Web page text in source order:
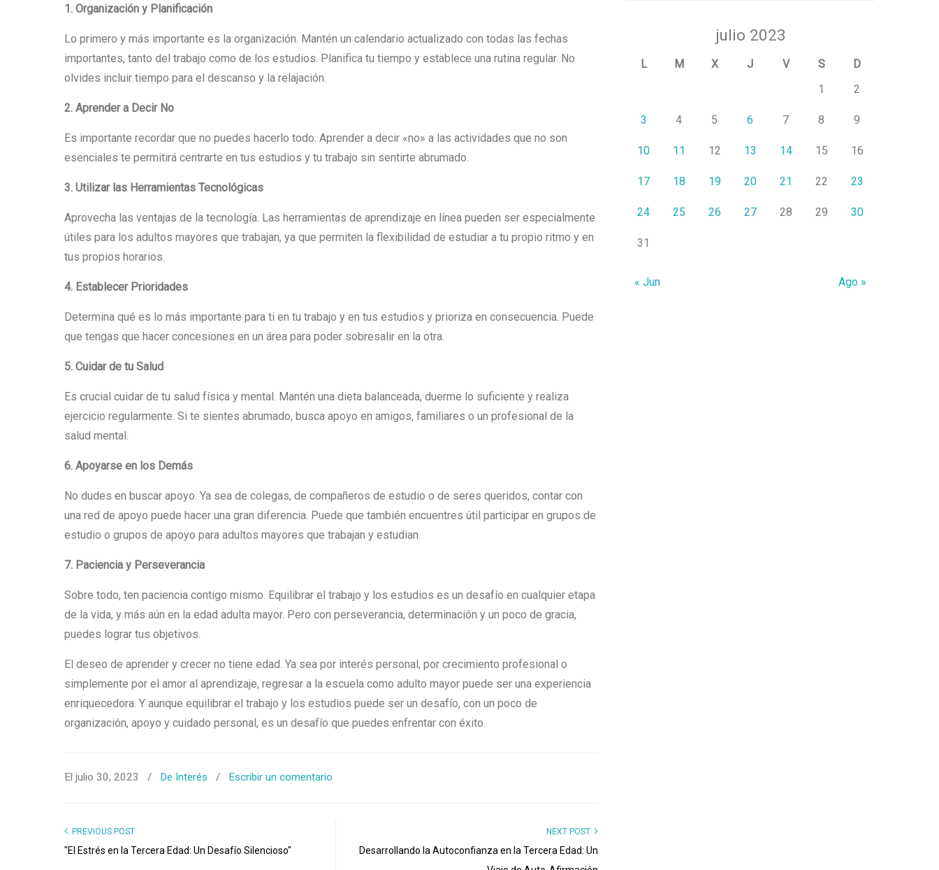
1. Organización y Planificación
Lo primero y más importante es la organización. Mantén un calendario actualizado con todas las fechas
importantes, tanto del trabajo como de los estudios. Planifica tu tiempo y establece una rutina regular. No
olvides incluir tiempo para el descanso y la relajación.
2. Aprender a Decir No
Es importante recordar que no puedes hacerlo todo. Aprender a decir «no» a las actividades que no son
esenciales te permitirá centrarte en tus estudios y tu trabajo sin sentirte abrumado.
3. Utilizar las Herramientas Tecnológicas
Aprovecha las ventajas de la tecnología. Las herramientas de aprendizaje en línea pueden ser especialmente
útiles para los adultos mayores que trabajan, ya que permiten la flexibilidad de estudiar a tu propio ritmo y en
tus propios horarios.
4. Establecer Prioridades
Determina qué es lo más importante para ti en tu trabajo y en tus estudios y prioriza en consecuencia. Puede
que tengas que hacer concesiones en un área para poder sobresalir en la otra.
5. Cuidar de tu Salud
Es crucial cuidar de tu salud física y mental. Mantén una dieta balanceada, duerme lo suficiente y realiza
ejercicio regularmente. Si te sientes abrumado, busca apoyo en amigos, familiares o un profesional de la
salud mental.
6. Apoyarse en los Demás
No dudes en buscar apoyo. Ya sea de colegas, de compañeros de estudio o de seres queridos, contar con
una red de apoyo puede hacer una gran diferencia. Puede que también encuentres útil participar en grupos de
estudio o grupos de apoyo para adultos mayores que trabajan y estudian.
7. Paciencia y Perseverancia
Sobre todo, ten paciencia contigo mismo. Equilibrar el trabajo y los estudios es un desafío en cualquier etapa
de la vida, y más aún en la edad adulta mayor. Pero con perseverancia, determinación y un poco de gracia,
puedes lograr tus objetivos.
El deseo de aprender y crecer no tiene edad. Ya sea por interés personal, por crecimiento profesional o
simplemente por el amor al aprendizaje, regresar a la escuela como adulto mayor puede ser una experiencia
enriquecedora. Y aunque equilibrar el trabajo y los estudios puede ser un desafío, con un poco de
organización, apoyo y cuidado personal, es un desafío que puedes enfrentar con éxito.
El julio 30, 2023 / De Interés / Escribir un comentario
PREVIOUS POST
"El Estrés en la Tercera Edad: Un Desafío Silencioso"
NEXT POST
Desarrollando la Autoconfianza en la Tercera Edad: Un
julio 2023
L M X J V S
D
1
2
3 4 5 6 7 8 9
10 11 12 13 14 15 16
17 18 19 20 21 22 23
24 25 26 27 28 29 30
31
« Jun Ago »